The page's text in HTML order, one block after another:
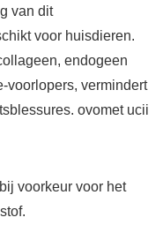
van dit
voor huisdieren.
endogeen
voorlopers, vermindert
ovomet ucii
voorkeur voor het